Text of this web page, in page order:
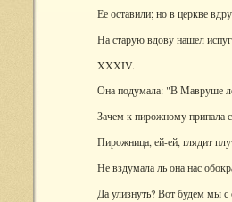
Ее оставили; но в церкве
На старую вдову нашел
XXXIV.
Она подумала: "В Мавруше
Зачем к пирожному припала
Пирожница, ей-ей, глядит
Не вздумала ль она нас
Да улизнуть? Вот будем мы с